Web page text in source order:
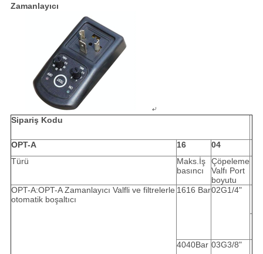
Zamanlayıcı
Sipariş Kodu
OPT-A 16
04
Türü
Maks.İş
basıncı
Çöpeleme
Valfı Port
boyutu
OPT-A:OPT-A Zamanlayıcı Valfli ve filtrelerle
otomatik boşaltıcı
1616 Bar02G1/4"
4040Bar 03G3/8"